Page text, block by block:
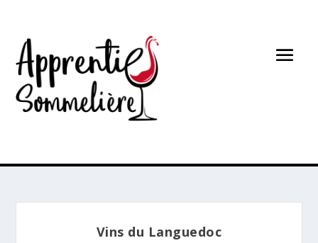
Vins du Languedoc